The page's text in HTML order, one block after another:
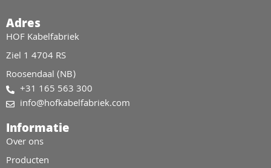
Adres
HOF Kabelfabriek
Ziel 1 4704 RS
Roosendaal (NB)
+31 165 563 300
info@hofkabelfabriek.com
Informatie
Over ons
Producten